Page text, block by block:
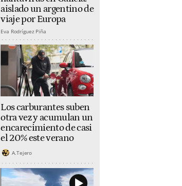
aislado un argentino de
viaje por Europa
Eva Rodríguez Piña
Los carburantes suben
otra vez y acumulan un
encarecimiento de casi
el 20% este verano
A.Tejero